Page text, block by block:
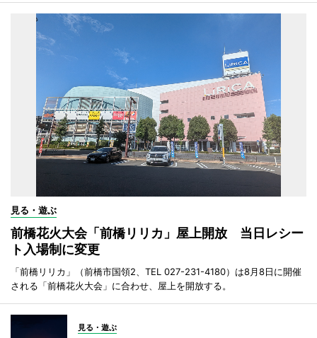
見る・遊ぶ
前橋花火大会「前橋リリカ」屋上開放 当日レシー
ト入場制に変更
「前橋リリカ」（前橋市国領2、TEL 027-231-4180）は8月8日に開催
される「前橋花火大会」に合わせ、屋上を開放する。
見る・遊ぶ